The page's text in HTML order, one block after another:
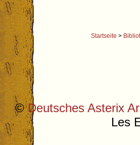
Startseite >
©Deutsches Asterix
Les